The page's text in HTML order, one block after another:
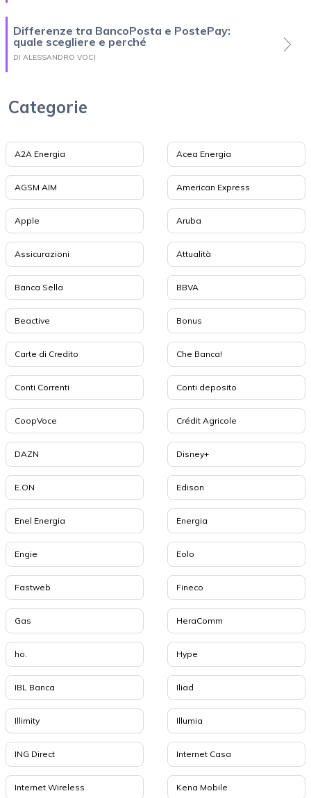
Differenze tra BancoPosta e PostePay:
quale scegliere e perché
DI ALESSANDRO VOCI
Categorie
A2A Energia Acea Energia
AGSM AIM American Express
Apple Aruba
Assicurazioni Attualità
Banca Sella BBVA
Beactive Bonus
Carte di Credito Che Banca!
Conti Correnti Conti deposito
CoopVoce Crédit Agricole
DAZN Disney+
E.ON Edison
Enel Energia Energia
Engie Eolo
Fastweb Fineco
Gas HeraComm
ho. Hype
IBL Banca Iliad
Illimity Illumia
ING Direct Internet Casa
Internet Wireless Kena Mobile